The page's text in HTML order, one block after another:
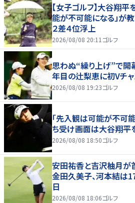
【女子ゴルフ】大谷翔
能が不可能になる」が
２差４位浮上
2026/08/08 20:11 ゴルフ
思わぬ“繰り上げ”で開
年目の辻梨恵に初Vチ
2026/08/08 19:23ゴルフ
「先入観は可能が不可
ち受け画面は大谷翔平
2026/08/08 18:50ゴルフ
安田祐香と吉沢柚月が
金田久美子、河本結
日
2026/08/08 18:06ゴルフ